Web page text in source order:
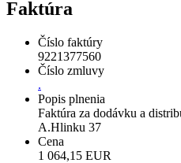
Faktúra
Číslo faktúry
9221377560
Číslo zmluvy
.
Popis plnenia
Faktúra za dodávku a
A.Hlinku 37
Cena
1 064,15 EUR